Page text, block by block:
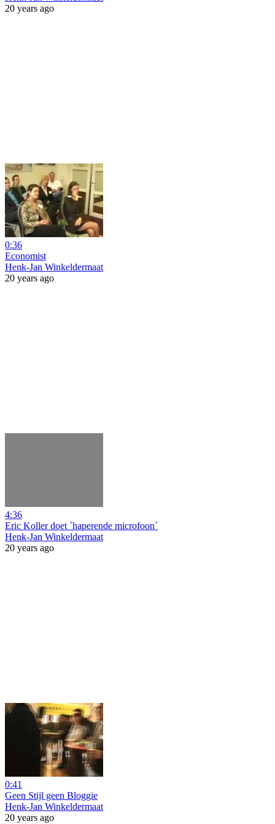
20 years ago
0:36
Economist
Henk-Jan Winkeldermaat
20 years ago
4:36
Eric Koller doet `haperende microfoon´
Henk-Jan Winkeldermaat
20 years ago
0:41
Geen Stijl geen Bloggie
Henk-Jan Winkeldermaat
20 years ago